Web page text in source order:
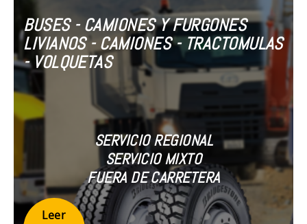
BUSES - CAMIONES Y FURGONES
LIVIANOS - CAMIONES - TRACTOMULAS
- VOLQUETAS
SERVICIO REGIONAL
SERVICIO MIXTO
FUERA DE CARRETERA
Leer